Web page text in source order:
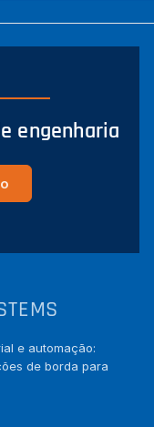
engenharia
e automação:
de borda para